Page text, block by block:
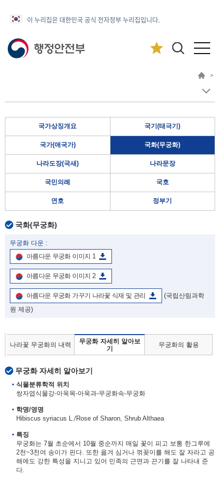
이 누리집은 대한민국 공식 전자정부 누리집입니다.
>
국가상징개요 국기(태극기)
국가(애국가) 국화(무궁화)
나라도장(국새) 나라문장
국민의례 국호
연호 정부기
국화(무궁화)
무궁화 다운 :
아름다운 무궁화 이미지 1
아름다운 무궁화 이미지 2
아름다운 무궁화 가꾸기 나라꽃 식재 및 관리
(국립산림과학
원 제공)
나라꽃 무궁화의 내력
무궁화 자세히 알아보
기
무궁화의 활용
무궁화 자세히 알아보기
식물분류학적 위치
쌍자엽식물강-아욱목-아욱과-무궁화속-무궁화
학명/영명
Hibiscus syriacus L./Rose of Sharon, Shrub Althaea
특징
무궁화는 7월 초순에서 10월 중순까지 매일 꽃이 피고 보통 한그루에
2천~3천여 송이가 핀다. 또한 옮겨 심거나 꺾꽂이를 해도 잘 자라고 공
해에도 강한 특성을 지니고 있어 민족의 근면과 끈기를 잘 나타내 준
다.